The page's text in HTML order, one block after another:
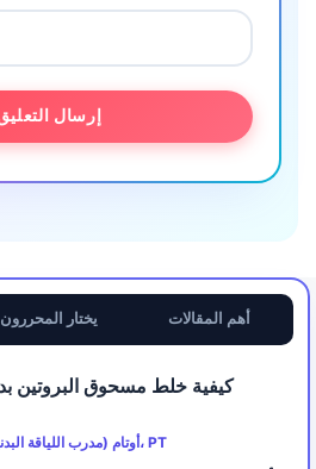
يختار المحررون أهم المقالات
أوتام (مدرب اللياقة البدنية واليوغا)، PT